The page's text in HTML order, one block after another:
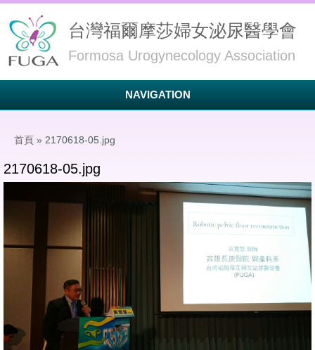
台灣福爾摩莎婦女泌尿醫學會
Formosa Urogynecology Association
NAVIGATION
首頁 » 2170618-05.jpg
2170618-05.jpg